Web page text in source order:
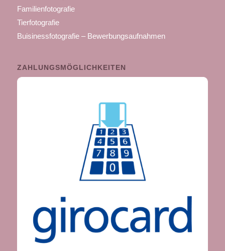
Familienfotografie
Tierfotografie
Buisinessfotografie – Bewerbungsaufnahmen
ZAHLUNGSMÖGLICHKEITEN